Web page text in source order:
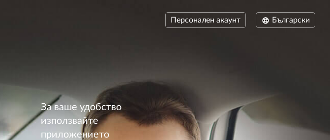
Персонален акаунт Български
За ваше удобство
използвайте
приложението